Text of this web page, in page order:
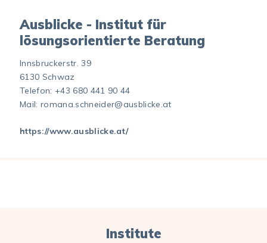
Ausblicke - Institut für
lösungsorientierte Beratung
Innsbruckerstr. 39
6130 Schwaz
Telefon: +43 680 441 90 44
Mail: romana.schneider@ausblicke.at
https://www.ausblicke.at/
Institute